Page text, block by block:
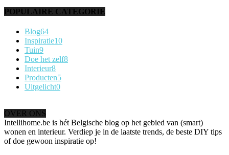
POPULAIRE CATEGORIE
Blog64
Inspiratie10
Tuin9
Doe het zelf8
Interieur8
Producten5
Uitgelicht0
OVER ONS
Intellihome.be is hét Belgische blog op het gebied van (smart)
wonen en interieur. Verdiep je in de laatste trends, de beste DIY tips
of doe gewoon inspiratie op!